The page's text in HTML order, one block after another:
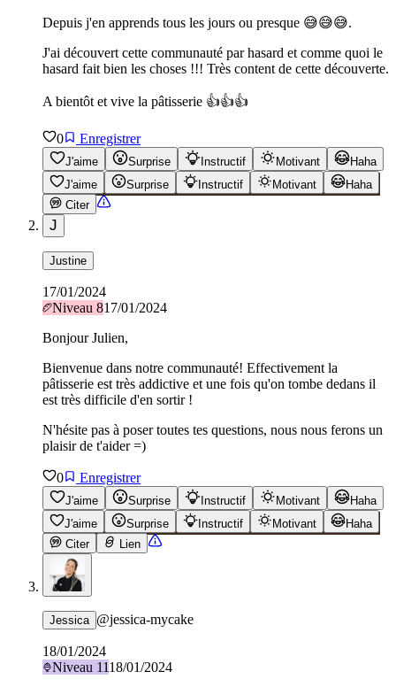
Depuis j'en apprends tous les jours ou presque 😅😅😅.
J'ai découvert cette communauté par hasard et comme quoi le
hasard fait bien les choses !!! Très content de cette découverte.
A bientôt et vive la pâtisserie 👍👍👍
0 Enregistrer
J'aime Surprise Instructif Motivant
Haha
J'aime
Surprise Instructif Motivant
Haha
Citer
J
Justine
17/01/2024
Niveau 817/01/2024
Bonjour Julien,
Bienvenue dans notre communauté! Effectivement la
pâtisserie est très addictive et une fois qu'on tombe dedans il
est très difficile d'en sortir !
N'hésite pas à poser toutes tes questions, nous nous ferons un
plaisir de t'aider =)
0 Enregistrer
J'aime Surprise Instructif Motivant
Haha
J'aime
Surprise Instructif Motivant
Haha
Citer
Lien
Jessica @jessica-mycake
18/01/2024
Niveau 1118/01/2024